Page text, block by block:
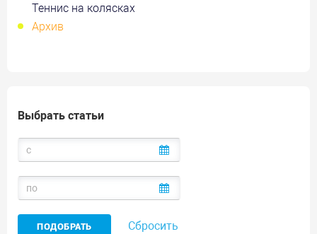
Теннис на колясках
Архив
Выбрать статьи
Сбросить